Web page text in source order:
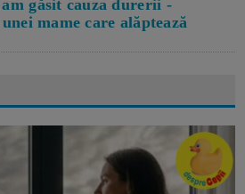
găsit cauza durerii -
mame care alăptează